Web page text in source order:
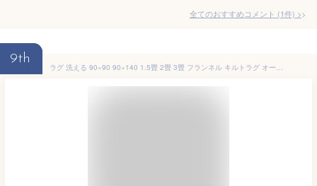
全てのおすすめコメント (1件) >
9th
ラグ 洗える 90×90 90×140 1.5畳 2畳 3畳 フランネル キルトラグ オールシーズン 北欧 おしゃれ 防ダニ 滑止め付 洗えるラグ ホットカーペット対応 床暖房対応 夏 冬 マット ラグマット カーペット ラグカーペット 絨毯 23A115